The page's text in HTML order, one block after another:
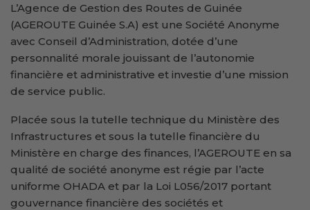
L’Agence de Gestion des Routes de Guinée
(AGEROUTE Guinée S.A) est une Société Anonyme
avec Conseil d’Administration, dotée d’une
personnalité morale jouissant de l’autonomie
financière et administrative et investie d’une mission
de service public.
Placée sous la tutelle technique du Ministère des
Infrastructures et sous la tutelle financière du
Ministère en charge des finances, l’AGEROUTE en sa
qualité de société anonyme est régie par l’acte
uniforme OHADA et par la Loi L056/2017 portant
gouvernance financière des sociétés et